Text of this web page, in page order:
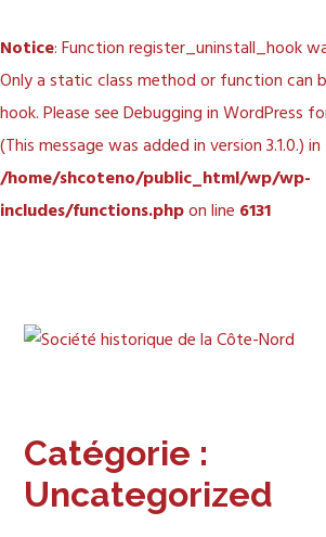
Notice: Function register_uninstall_hook
Only a static class method or function can
hook. Please seeDebugging in WordPress
(This message was added in version 3.1.0.) in
/home/shcoteno/public_html/wp/wp-
includes/functions.phpon line 6131
principal
Catégorie :
Uncategorized